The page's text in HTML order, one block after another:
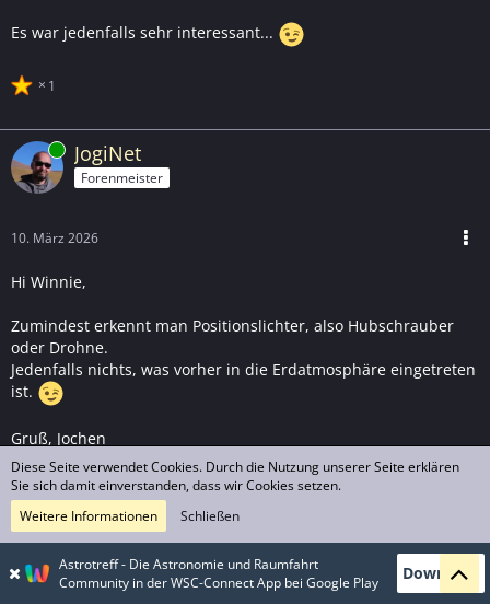
Es war jedenfalls sehr interessant...
1
Online JogiNet
Forenmeister
10. März 2026
Hi Winnie,
Zumindest erkennt man Positionslichter, also Hubschrauber
oder Drohne.
Jedenfalls nichts, was vorher in die Erdatmosphäre eingetreten
ist.
Gruß, Jochen
1
winnie
Altmeister im Astrotreff
Astrotreff - Die Astronomie und Raumfahrt
Community in der WSC-Connect App bei Google Play
Download
Diese Seite verwendet Cookies. Durch die Nutzung unserer Seite erklären
Sie sich damit einverstanden, dass wir Cookies setzen.
Weitere Informationen
Schließen